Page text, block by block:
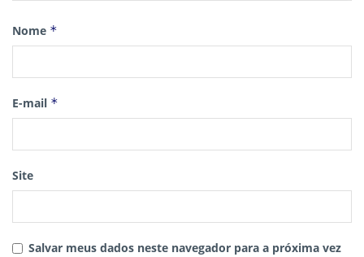
Nome *
E-mail *
Site
Salvar meus dados neste navegador para a próxima vez